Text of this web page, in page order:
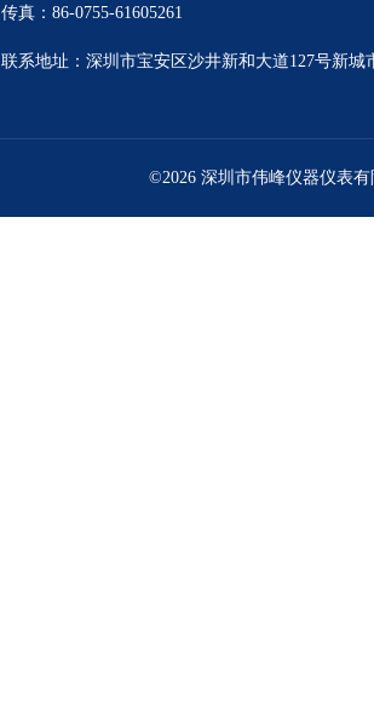
传真：86-0755-61605261
联系地址：深圳市宝安区沙井新和大道127号新城
©2026 深圳市伟峰仪器仪表